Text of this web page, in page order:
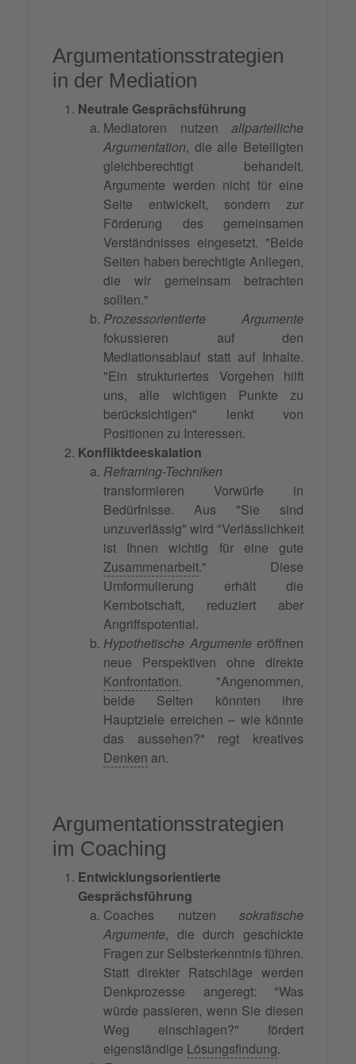
Argumentationsstrategien
in der Mediation
Neutrale Gesprächsführung
Mediatoren nutzen allparteiliche
Argumentation, die alle Beteiligten
gleichberechtigt behandelt.
Argumente werden nicht für eine
Seite entwickelt, sondern zur
Förderung des gemeinsamen
Verständnisses eingesetzt. "Beide
Seiten haben berechtigte Anliegen,
die wir gemeinsam betrachten
sollten."
Prozessorientierte Argumente
fokussieren auf den
Mediationsablauf statt auf Inhalte.
"Ein strukturiertes Vorgehen hilft
uns, alle wichtigen Punkte zu
berücksichtigen" lenkt von
Positionen zu Interessen.
Konfliktdeeskalation
Reframing-Techniken
transformieren Vorwürfe in
Bedürfnisse. Aus "Sie sind
unzuverlässig" wird "Verlässlichkeit
ist Ihnen wichtig für eine gute
Zusammenarbeit." Diese
Umformulierung erhält die
Kernbotschaft, reduziert aber
Angriffspotential.
Hypothetische Argumenteeröffnen
neue Perspektiven ohne direkte
Konfrontation. "Angenommen,
beide Seiten könnten ihre
Hauptziele erreichen – wie könnte
das aussehen?" regt kreatives
Denken an.
Argumentationsstrategien
im Coaching
Entwicklungsorientierte
Gesprächsführung
Coaches nutzen sokratische
Argumente, die durch geschickte
Fragen zur Selbsterkenntnis führen.
Statt direkter Ratschläge werden
Denkprozesse angeregt: "Was
würde passieren, wenn Sie diesen
Weg einschlagen?" fördert
eigenständige Lösungsfindung.